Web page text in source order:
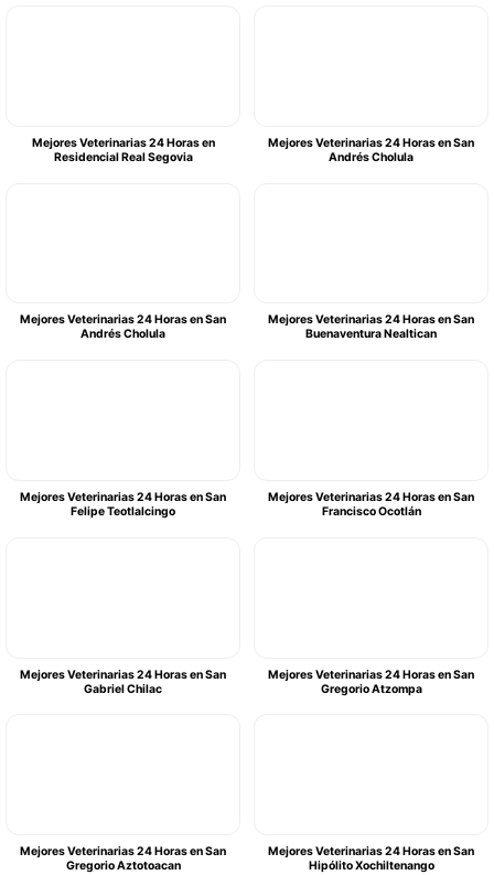
Mejores Veterinarias 24 Horas en
Residencial Real Segovia
Mejores Veterinarias 24 Horas en San
Andrés Cholula
Mejores Veterinarias 24 Horas en San
Andrés Cholula
Mejores Veterinarias 24 Horas en San
Buenaventura Nealtican
Mejores Veterinarias 24 Horas en San
Felipe Teotlalcingo
Mejores Veterinarias 24 Horas en San
Francisco Ocotlán
Mejores Veterinarias 24 Horas en San
Gabriel Chilac
Mejores Veterinarias 24 Horas en San
Gregorio Atzompa
Mejores Veterinarias 24 Horas en San
Gregorio Aztotoacan
Mejores Veterinarias 24 Horas en San
Hipólito Xochiltenango